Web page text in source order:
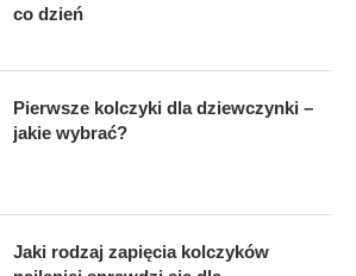
co dzień
Pierwsze kolczyki dla dziewczynki –
jakie wybrać?
Jaki rodzaj zapięcia kolczyków